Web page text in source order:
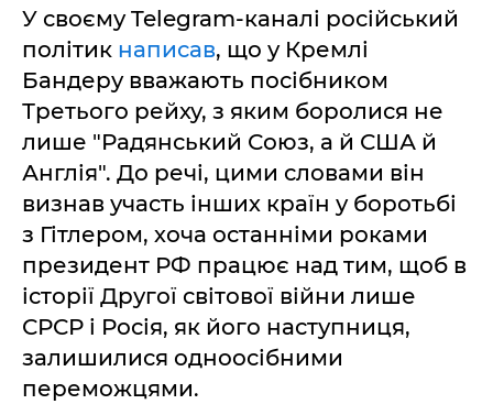
У своєму Telegram-каналі російський
політик написав, що у Кремлі
Бандеру вважають посібником
Третього рейху, з яким боролися не
лише "Радянський Союз, а й США й
Англія". До речі, цими словами він
визнав участь інших країн у боротьбі
з Гітлером, хоча останніми роками
президент РФ працює над тим, щоб в
історії Другої світової війни лише
СРСР і Росія, як його наступниця,
залишилися одноосібними
переможцями.